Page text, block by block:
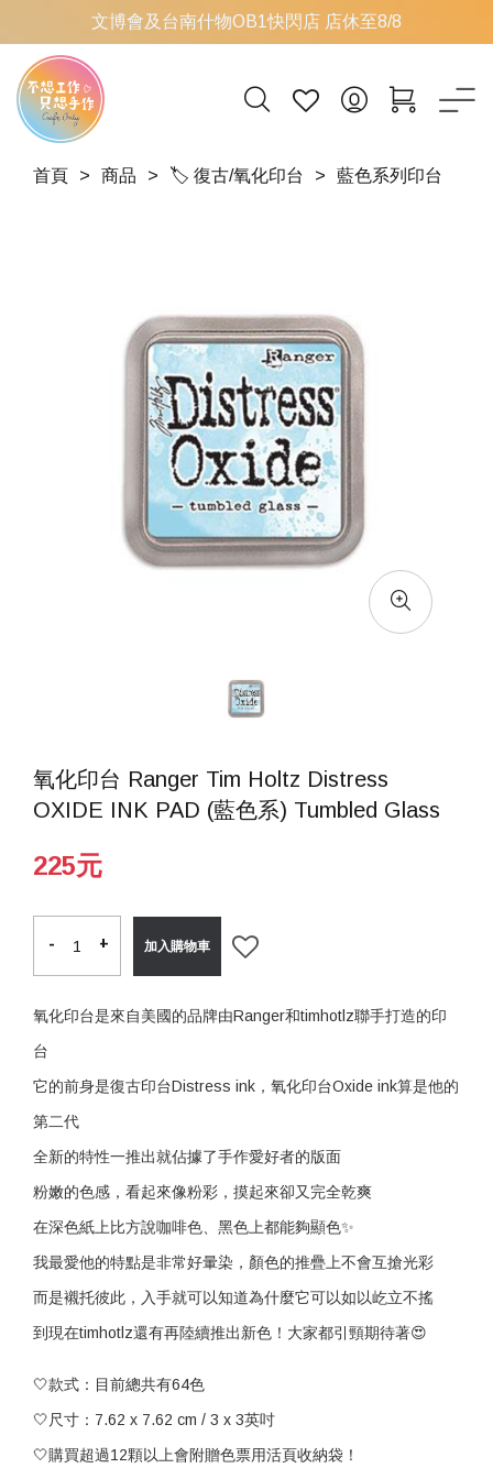
文博會及台南什物OB1快閃店 店休至8/8
首頁 商品 🏷 復古/氧化印台 藍色系列印台
氧化印台 Ranger Tim Holtz Distress
OXIDE INK PAD (藍色系) Tumbled Glass
225元
- +
- + 加入購物車
氧化印台是來自美國的品牌由Ranger和timhotlz聯手打造的印
台
它的前身是復古印台Distress ink，氧化印台Oxide ink算是他的
第二代
全新的特性一推出就佔據了手作愛好者的版面
粉嫩的色感，看起來像粉彩，摸起來卻又完全乾爽
在深色紙上比方說咖啡色、黑色上都能夠顯色✨
我最愛他的特點是非常好暈染，顏色的推疊上不會互搶光彩
而是襯托彼此，入手就可以知道為什麼它可以如以屹立不搖
到現在timhotlz還有再陸續推出新色！大家都引頸期待著😍
🤍款式：目前總共有64色
🤍尺寸：7.62 x 7.62 cm / 3 x 3英吋
🤍購買超過12顆以上會附贈色票用活頁收納袋！